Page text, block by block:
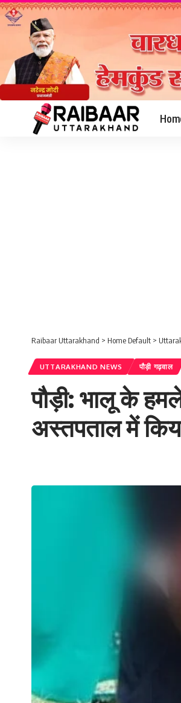
Raibaar Uttarakhand > Home Default >
UTTARAKHAND NEWS पौड़ी गढ़वाल
पौड़ी: भालू के
अस्तपताल में